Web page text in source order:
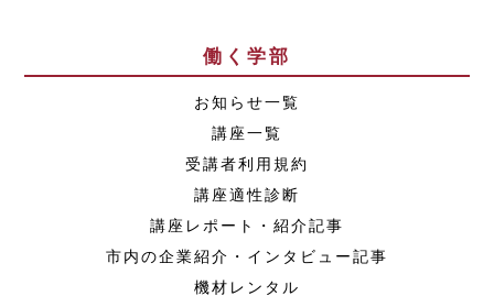
働く学部
お知らせ一覧
講座一覧
受講者利用規約
講座適性診断
講座レポート・紹介記事
市内の企業紹介・インタビュー記事
機材レンタル